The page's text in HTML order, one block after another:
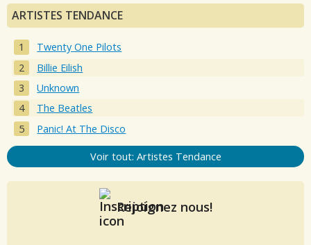
ARTISTES TENDANCE
Twenty One Pilots
Billie Eilish
Unknown
The Beatles
Panic! At The Disco
Voir tout: Artistes Tendance
Rejoignez nous!